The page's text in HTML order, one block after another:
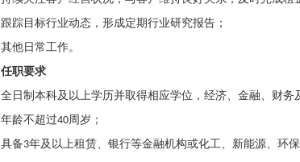
跟踪目标行业动态，形成定期行业研究报告；
其他日常工作。
任职要求
全日制本科及以上学历并取得相应学位，经济、金融、财务
年龄不超过40周岁；
具备3年及以上租赁、银行等金融机构或化工、新能源、环